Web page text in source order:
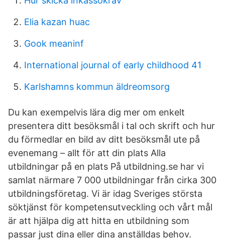
Elia kazan huac
Gook meaninf
International journal of early childhood 41
Karlshamns kommun äldreomsorg
Du kan exempelvis lära dig mer om enkelt
presentera ditt besöksmål i tal och skrift och hur
du förmedlar en bild av ditt besöksmål ute på
evenemang – allt för att din plats Alla
utbildningar på en plats På utbildning.se har vi
samlat närmare 7 000 utbildningar från cirka 300
utbildningsföretag. Vi är idag Sveriges största
söktjänst för kompetensutveckling och vårt mål
är att hjälpa dig att hitta en utbildning som
passar just dina eller dina anställdas behov.